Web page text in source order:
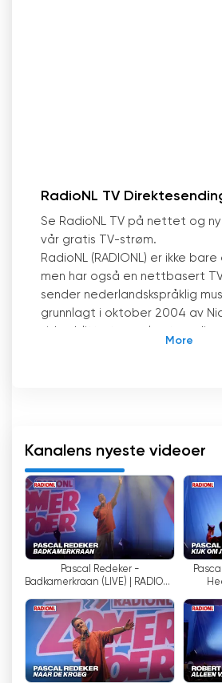
RadioNL TV
Se RadioNL TV på nettet og
vår gratis TV-strøm.
RadioNL (RADIONL) er ikke
men har også en nettbasert
sender nederlandskspråklig
grunnlagt i oktober 2004 av
har siden utvidet sitt
regioner, blant annet Nord-
og Drenthe. Det betyr at folk i
kan nyte den beste
musikken via radio og kabel.
bare begrenset til disse
være fremveksten av DAB+ kan
provinser i Nederland få glede
Det som gjør RadioNLs TV-
den også er tilgjengelig på
en direktesending på internett
hele verden nyte den
musikken og forestillingene
Kanalens nyeste videoer
Pascal Redeker -
Badkamerkraan (LIVE) | RADIONL